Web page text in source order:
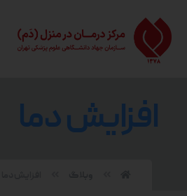
افزایش دما